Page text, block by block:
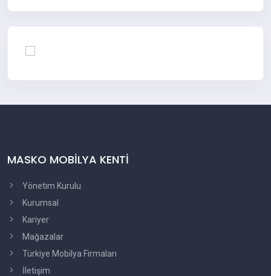
MASKO MOBİLYA KENTİ
Yönetim Kurulu
Kurumsal
Kariyer
Mağazalar
Türkiye Mobilya Firmaları
İletişim